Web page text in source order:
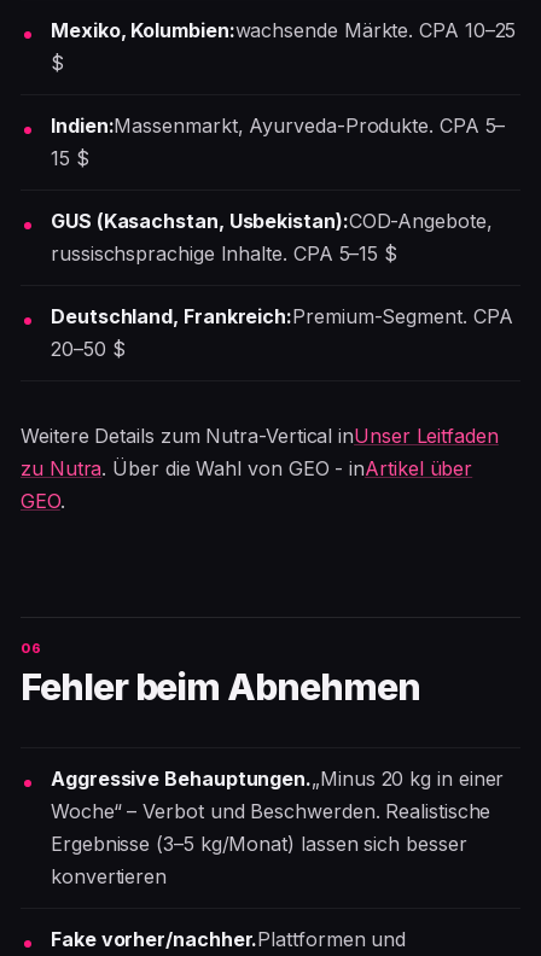
Mexiko, Kolumbien:wachsende Märkte. CPA 10–25
$
Indien:Massenmarkt, Ayurveda-Produkte. CPA 5–
15 $
GUS (Kasachstan, Usbekistan):COD-Angebote,
russischsprachige Inhalte. CPA 5–15 $
Deutschland, Frankreich:Premium-Segment. CPA
20–50 $
Weitere Details zum Nutra-Vertical inUnser Leitfaden
zu Nutra. Über die Wahl von GEO - inArtikel über
GEO.
Fehler beim Abnehmen
Aggressive Behauptungen.„Minus 20 kg in einer
Woche“ – Verbot und Beschwerden. Realistische
Ergebnisse (3–5 kg/Monat) lassen sich besser
konvertieren
Fake vorher/nachher.Plattformen und